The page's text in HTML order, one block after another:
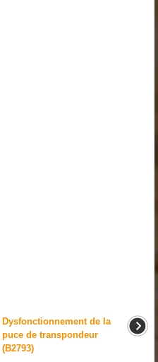
Dysfonctionnement de la
puce de transpondeur
(B2793)